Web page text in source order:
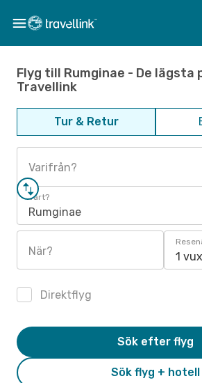
Flyg till Rumginae - De lägsta
Travellink
Tur & Retur
Varifrån?
Vart?
Rumginae
När? 1
Direktflyg
Sök flyg + hotell
Sök efter flyg